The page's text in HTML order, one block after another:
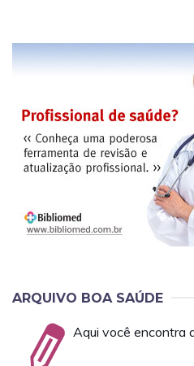
ARQUIVO BOA SAÚDE
Aqui você encontra